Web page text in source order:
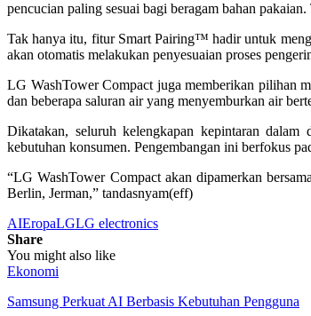
pencucian paling sesuai bagi beragam bahan
Tak hanya itu, fitur Smart Pairing™ hadir untuk
akan otomatis melakukan penyesuaian proses
LG WashTower Compact juga memberikan pilihan
dan beberapa saluran air yang menyemburkan air
Dikatakan, seluruh kelengkapan kepintaran dalam
kebutuhan konsumen. Pengembangan ini berfokus
“LG WashTower Compact akan dipamerkan
Berlin, Jerman,” tandasnyam(eff)
AIEropaLGLG electronics
Share
You might also like
Ekonomi
Samsung Perkuat AI Berbasis Kebutuhan Pengguna